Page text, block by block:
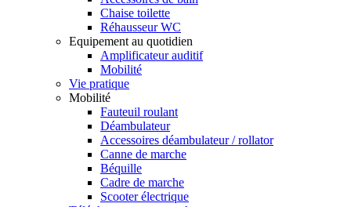
Chaise toilette
Réhausseur WC
Equipement au quotidien
Amplificateur auditif
Mobilité
Vie pratique
Mobilité
Fauteuil roulant
Déambulateur
Accessoires déambulateur / rollator
Canne de marche
Béquille
Cadre de marche
Scooter électrique